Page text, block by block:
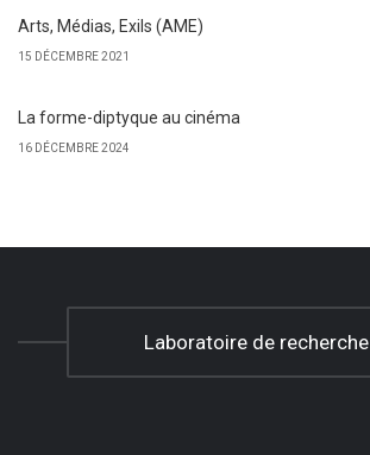
Arts, Médias, Exils (AME)
15 DÉCEMBRE 2021
La forme-diptyque au cinéma
16 DÉCEMBRE 2024
Laboratoire de recherche